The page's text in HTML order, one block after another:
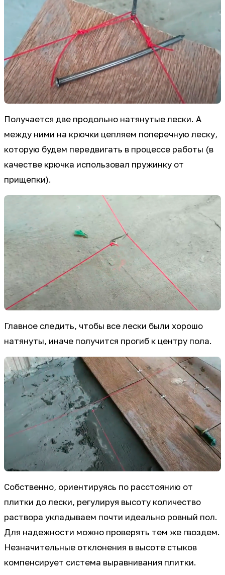
Получается две продольно натянутые лески. А
между ними на крючки цепляем поперечную леску,
которую будем передвигать в процессе работы (в
качестве крючка использовал пружинку от
прищепки).
Главное следить, чтобы все лески были хорошо
натянуты, иначе получится прогиб к центру пола.
Собственно, ориентируясь по расстоянию от
плитки до лески, регулируя высоту количество
раствора укладываем почти идеально ровный пол.
Для надежности можно проверять тем же гвоздем.
Незначительные отклонения в высоте стыков
компенсирует система выравнивания плитки.